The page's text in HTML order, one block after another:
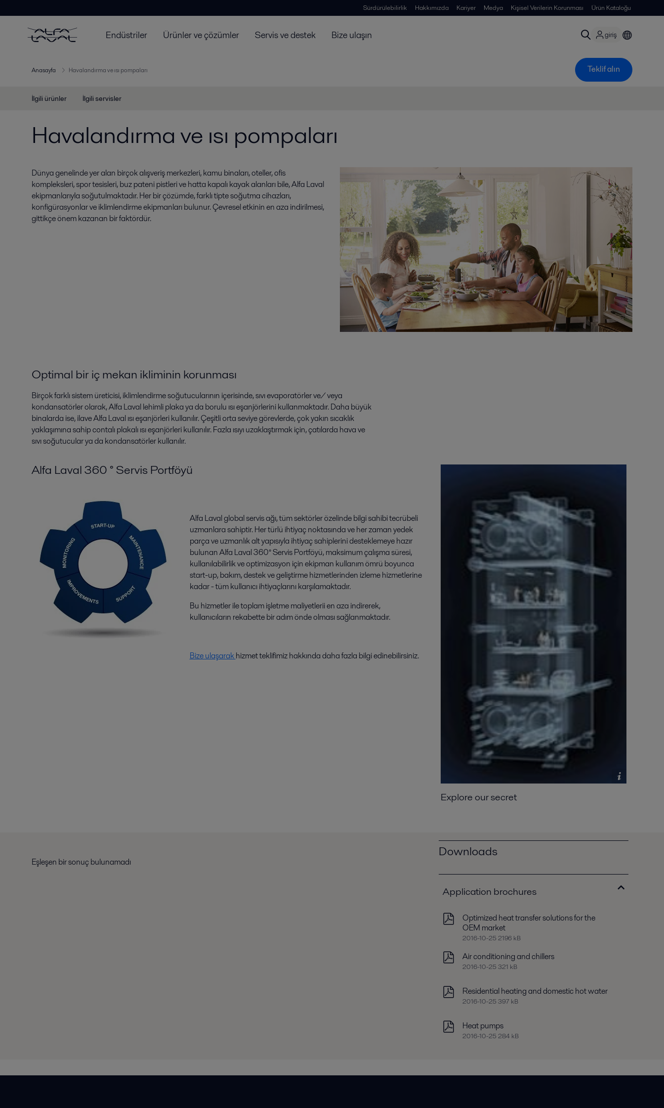
Sürdürülebilirlik Hakkımızda Kariyer Medya Kişisel Verilerin Korunması Ürün Kataloğu
Endüstriler Ürünler ve çözümler Servis ve destek Bize ulaşın giriş
Anasayfa Havalandırma ve ısı pompaları Teklif alın
İlgili ürünler İlgili servisler
Havalandırma ve ısı pompaları
Dünya genelinde yer alan birçok alışveriş merkezleri, kamu binaları, oteller, ofis
kompleksleri, spor tesisleri, buz pateni pistleri ve hatta kapalı kayak alanları bile, Alfa Laval
ekipmanlarıyla soğutulmaktadır. Her bir çözümde, farklı tipte soğutma cihazları,
konfigürasyonlar ve iklimlendirme ekipmanları bulunur. Çevresel etkinin en aza indirilmesi,
gittikçe önem kazanan bir faktördür.
Optimal biriç mekan ikliminin korunması
Birçok farklı sistem üreticisi, iklimlendirme soğutucularının içerisinde, sıvı evaporatörler ve/ veya
kondansatörler olarak, Alfa Laval lehimli plaka ya da borulu ısı eşanjörlerini kullanmaktadır. Daha büyük
binalarda ise, ilave Alfa Laval ısı eşanjörleri kullanılır. Çeşitli orta seviye görevlerde, çok yakın sıcaklık
yaklaşımına sahip contalı plakalı ısı eşanjörleri kullanılır. Fazla ısıyı uzaklaştırmak için, çatılarda hava ve
sıvı soğutucular ya da kondansatörler kullanılır.
Alfa Laval 360 ° Servis Portföyü
Alfa Laval global servis ağı, tüm sektörler özelinde bilgi sahibi tecrübeli
uzmanlara sahiptir. Her türlü ihtiyaç noktasında ve her zaman yedek
parça ve uzmanlık alt yapısıyla ihtiyaç sahiplerini desteklemeye hazır
bulunan Alfa Laval 360° Servis Portföyü, maksimum çalışma süresi,
kullanılabilirlik ve optimizasyon için ekipman kullanım ömrü boyunca
start-up, bakım, destek ve geliştirme hizmetlerinden izleme hizmetlerine
kadar - tüm kullanıcı ihtiyaçlarını karşılamaktadır.
Bu hizmetler ile toplam işletme maliyetlerii en aza indirerek,
kullanıcıların rekabette bir adım önde olması sağlanmaktadır.
Bize ulaşarakhizmet teklifimiz hakkında daha fazla bilgi edinebilirsiniz.
Explore our secret
Eşleşen bir sonuç bulunamadı
Downloads
Application brochures
Optimized heat transfer solutions for the
OEM market
2016-10-25 2196 kB
Air conditioning and chillers
2016-10-25 321 kB
Residential heating and domestic hot water
2016-10-25 397 kB
Heat pumps
2016-10-25 284 kB